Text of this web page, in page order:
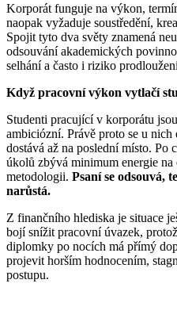
Korporát funguje na výkon,
naopak vyžaduje soustředění,
Spojit tyto dva světy znamená
odsouvání akademických
selhání a často i riziko
Když pracovní výkon vytlačí
Studenti pracující v korporátu
ambiciózní. Právě proto se u
dostává až na poslední místo. Po
úkolů zbývá minimum energie na
metodologii. Psaní se odsouvá,
narůstá.
Z finančního hlediska je situace
bojí snížit pracovní úvazek,
diplomky po nocích má přímý
projevit horším hodnocením,
postupu.